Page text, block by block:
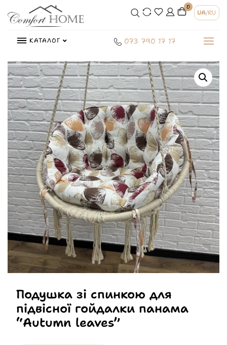
0
UA/RU
КАТАЛОГ 073 790 17 17
Подушка зі спинкою для
підвісної гойдалки панама
“Autumn leaves”